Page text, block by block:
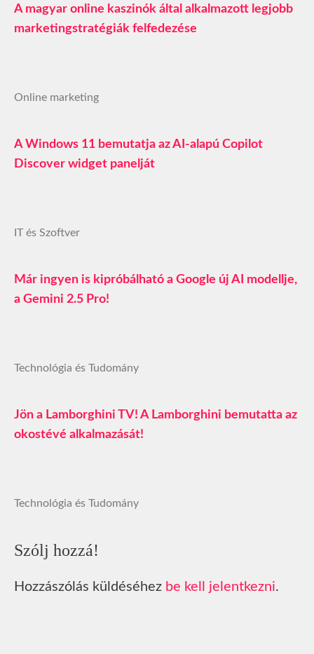
A magyar online kaszinók által alkalmazott legjobb
marketingstratégiák felfedezése
Online marketing
A Windows 11 bemutatja az AI-alapú Copilot
Discover widget panelját
IT és Szoftver
Már ingyen is kipróbálható a Google új AI modellje,
a Gemini 2.5 Pro!
Technológia és Tudomány
Jön a Lamborghini TV! A Lamborghini bemutatta az
okostévé alkalmazását!
Technológia és Tudomány
Szólj hozzá!
Hozzászólás küldéséhez be kell jelentkezni.